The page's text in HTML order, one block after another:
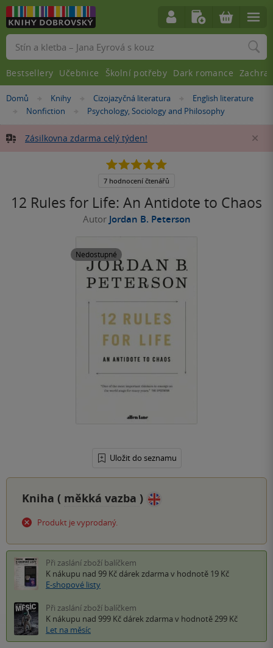
Nacházíte
Domů »Knihy »Cizojazyčná literatura »English literature
»
Nonfiction »Psychology, Sociology and Philosophy
Zásilkovna zdarma celý týden!
12 Rules for Life: An Antidote to Chaos
Autor Jordan B. Peterson
Nedostupné
Uložit do seznamu
4.9
5
7 hodnocení čtenářů
Kniha ( měkká vazba )
Produkt je vyprodaný.
Při zaslání zboží balíčkem
K nákupu nad 99 Kč dárek zdarma v hodnotě 19 Kč
E-shopové listy
Při zaslání zboží balíčkem
K nákupu nad 999 Kč dárek zdarma v hodnotě 299 Kč
Let na měsíc
Vyhledávání
Bestsellery Učebnice Školní potřeby Dark romance